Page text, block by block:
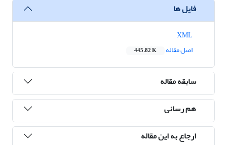
فایل ها
اصل مقاله
445.82 K
سابقه مقاله
هم رسانی
ارجاع به این مقاله